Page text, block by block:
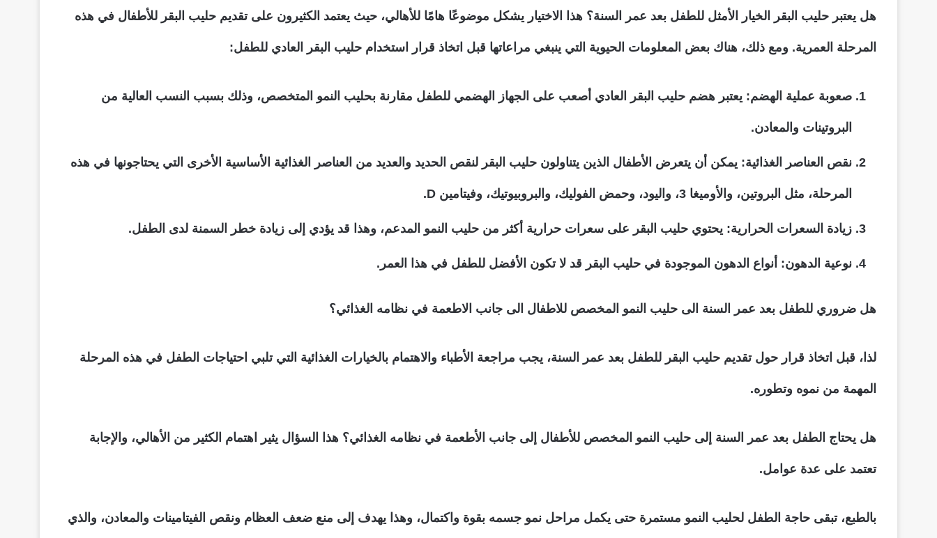
هل يعتبر حليب البقر الخيار الأمثل للطفل بعد عمر السنة؟ هذا الاختيار يشكل موضوعًا هامًا للأهالي، حيث يعتمد الكثيرون على تقديم حليب البقر للأطفال في هذه
المرحلة العمرية. ومع ذلك، هناك بعض المعلومات الحيوية التي ينبغي مراعاتها قبل اتخاذ قرار استخدام حليب البقر العادي للطفل:
صعوبة عملية الهضم: يعتبر هضم حليب البقر العادي أصعب على الجهاز الهضمي للطفل مقارنة بحليب النمو المتخصص، وذلك بسبب النسب العالية من
البروتينات والمعادن.
نقص العناصر الغذائية: يمكن أن يتعرض الأطفال الذين يتناولون حليب البقر لنقص الحديد والعديد من العناصر الغذائية الأساسية الأخرى التي يحتاجونها في هذه
المرحلة، مثل البروتين، والأوميغا 3، واليود، وحمض الفوليك، والبروبيوتيك، وفيتامين D.
زيادة السعرات الحرارية: يحتوي حليب البقر على سعرات حرارية أكثر من حليب النمو المدعم، وهذا قد يؤدي إلى زيادة خطر السمنة لدى الطفل.
نوعية الدهون: أنواع الدهون الموجودة في حليب البقر قد لا تكون الأفضل للطفل في هذا العمر.
هل ضروري للطفل بعد عمر السنة الى حليب النمو المخصص للاطفال الى جانب الاطعمة في نظامه الغذائي؟
لذا، قبل اتخاذ قرار حول تقديم حليب البقر للطفل بعد عمر السنة، يجب مراجعة الأطباء والاهتمام بالخيارات الغذائية التي تلبي احتياجات الطفل في هذه المرحلة
المهمة من نموه وتطوره.
هل يحتاج الطفل بعد عمر السنة إلى حليب النمو المخصص للأطفال إلى جانب الأطعمة في نظامه الغذائي؟ هذا السؤال يثير اهتمام الكثير من الأهالي، والإجابة
تعتمد على عدة عوامل.
بالطبع، تبقى حاجة الطفل لحليب النمو مستمرة حتى يكمل مراحل نمو جسمه بقوة واكتمال، وهذا يهدف إلى منع ضعف العظام ونقص الفيتامينات والمعادن، والذي